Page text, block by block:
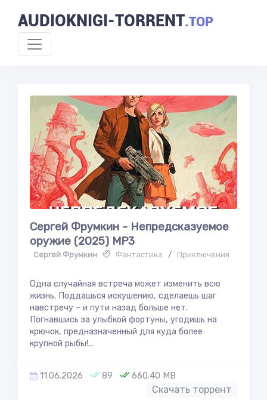
AUDIOKNIGI-TORRENT.TOP
Сергей Фрумкин - Непредсказуемое
оружие (2025) MP3
Сергей Фрумкин Фантастика / Приключения
Одна случайная встреча может изменить всю
жизнь. Поддашься искушению, сделаешь шаг
навстречу – и пути назад больше нет.
Погнавшись за улыбкой фортуны, угодишь на
крючок, предназначенный для куда более
крупной рыбы!...
11.06.2026 89 660.40 MB
Скачать торрент